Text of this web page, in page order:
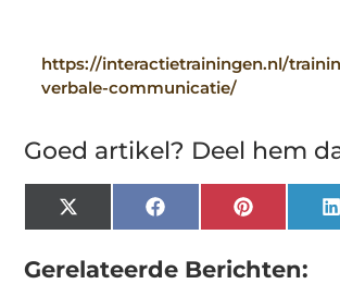
https://interactietrainingen.nl/
verbale-communicatie/
Goed artikel? Deel hem
X
(Twitter)
FacebookPinterest
Gerelateerde Berichten: